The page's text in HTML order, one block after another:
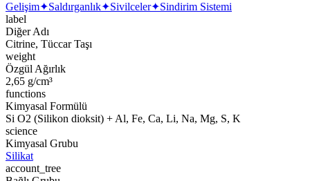
Gelişim✦Saldırganlık✦Sivilceler✦Sindirim Sistemi
label
Diğer Adı
Citrine, Tüccar Taşı
weight
Özgül Ağırlık
2,65 g/cm³
functions
Kimyasal Formülü
Si O2 (Silikon dioksit) + Al, Fe, Ca, Li, Na, Mg, S, K
science
Kimyasal Grubu
Silikat
account_tree